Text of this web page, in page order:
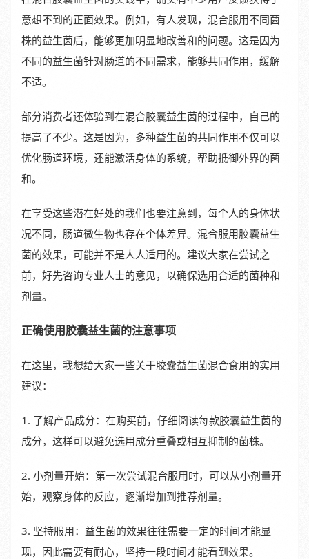
意想不到的正面效果。例如，有人发现，混合服用不同菌
株的益生菌后，能够更加明显地改善和的问题。这是因为
不同的益生菌针对肠道的不同需求，能够共同作用，缓解
不适。
部分消费者还体验到在混合胶囊益生菌的过程中，自己的
提高了不少。这是因为，多种益生菌的共同作用不仅可以
优化肠道环境，还能激活身体的系统，帮助抵御外界的菌
和。
在享受这些潜在好处的我们也要注意到，每个人的身体状
况不同，肠道微生物也存在个体差异。混合服用胶囊益生
菌的效果，可能并不是人人适用的。建议大家在尝试之
前，好先咨询专业人士的意见，以确保选用合适的菌种和
剂量。
正确使用胶囊益生菌的注意事项
在这里，我想给大家一些关于胶囊益生菌混合食用的实用
建议：
1. 了解产品成分：在购买前，仔细阅读每款胶囊益生菌的
成分，这样可以避免选用成分重叠或相互抑制的菌株。
2. 小剂量开始：第一次尝试混合服用时，可以从小剂量开
始，观察身体的反应，逐渐增加到推荐剂量。
3. 坚持服用：益生菌的效果往往需要一定的时间才能显
现，因此需要有耐心，坚持一段时间才能看到效果。